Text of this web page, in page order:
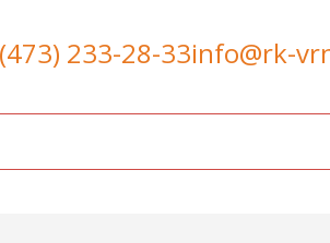
233-28-33info@rk-